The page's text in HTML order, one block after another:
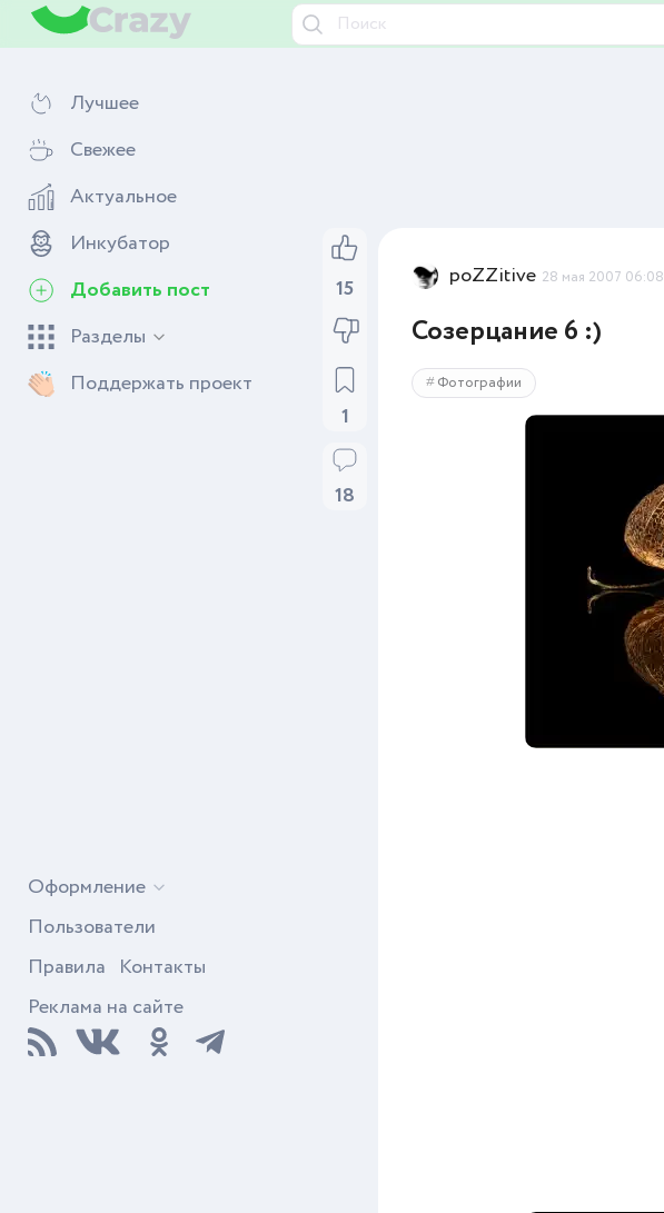
Лучшее
Свежее
Актуальное
Инкубатор
Добавить пост
Разделы
Поддержать проект
Оформление
Пользователи
Правила Контакты
Реклама на сайте
15
1
18
poZZitive 28 мая 2007 06:08
Созерцание 6 :)
Фотографии